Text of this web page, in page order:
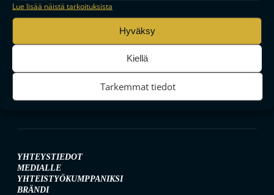
Lue lisää näistä tarkoituksista
Hyväksy
Kiellä
Tarkemmat tiedot
MAAILMAN VIIHDYTTÄVINTÄ SALIBANDYA
SEURAA MEITÄ SOMESSA
YHTEYSTIEDOT
MEDIALLE
YHTEISTYÖKUMPPANIKSI
BRÄNDI